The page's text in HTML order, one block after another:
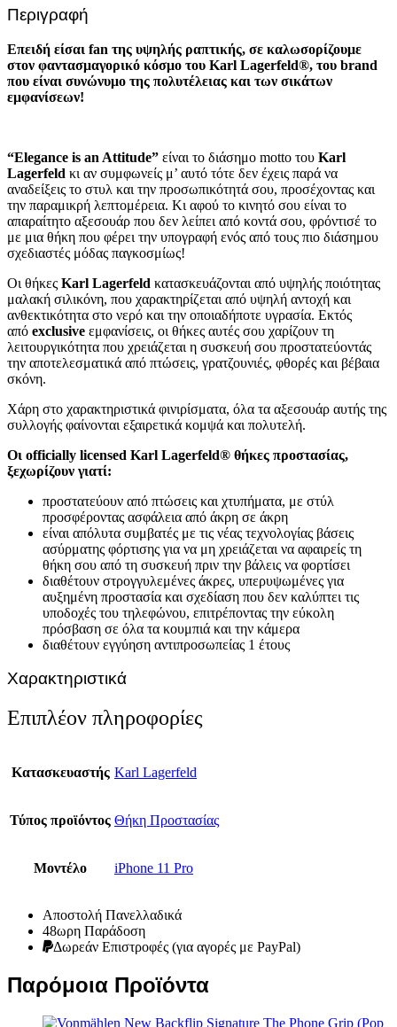
Περιγραφή
Επειδή είσαι fan της υψηλής ραπτικής, σε καλωσορίζουμε
στον φαντασμαγορικό κόσμο του Karl Lagerfeld®, του brand
που είναι συνώνυμο της πολυτέλειας και των σικάτων
εμφανίσεων!
“Elegance is an Attitude” είναι το διάσημο motto του Karl
Lagerfeld κι αν συμφωνείς μ’ αυτό τότε δεν έχεις παρά να
αναδείξεις το στυλ και την προσωπικότητά σου, προσέχοντας και
την παραμικρή λεπτομέρεια. Κι αφού το κινητό σου είναι το
απαραίτητο αξεσουάρ που δεν λείπει από κοντά σου, φρόντισέ το
με μια θήκη που φέρει την υπογραφή ενός από τους πιο διάσημου
σχεδιαστές μόδας παγκοσμίως!
Οι θήκες Karl Lagerfeld κατασκευάζονται από υψηλής ποιότητας
μαλακή σιλικόνη, που χαρακτηρίζεται από υψηλή αντοχή και
ανθεκτικότητα στο νερό και την οποιαδήποτε υγρασία. Εκτός
από exclusive εμφανίσεις, οι θήκες αυτές σου χαρίζουν τη
λειτουργικότητα που χρειάζεται η συσκευή σου προστατεύοντάς
την αποτελεσματικά από πτώσεις, γρατζουνιές, φθορές και βέβαια
σκόνη.
Χάρη στο χαρακτηριστικά φινιρίσματα, όλα τα αξεσουάρ αυτής της
συλλογής φαίνονται εξαιρετικά κομψά και πολυτελή.
Οι officially licensed Karl Lagerfeld® θήκες προστασίας,
ξεχωρίζουν γιατί:
προστατεύουν από πτώσεις και χτυπήματα, με στύλ
προσφέροντας ασφάλεια από άκρη σε άκρη
είναι απόλυτα συμβατές με τις νέας τεχνολογίας βάσεις
ασύρματης φόρτισης για να μη χρειάζεται να αφαιρείς τη
θήκη σου από τη συσκευή πριν την βάλεις να φορτίσει
διαθέτουν στρογγυλεμένες άκρες, υπερυψωμένες για
αυξημένη προστασία και σχεδίαση που δεν καλύπτει τις
υποδοχές του τηλεφώνου, επιτρέποντας την εύκολη
πρόσβαση σε όλα τα κουμπιά και την κάμερα
διαθέτουν εγγύηση αντιπροσωπείας 1 έτους
Χαρακτηριστικά
Επιπλέον πληροφορίες
Κατασκευαστής Karl Lagerfeld
Τύπος προϊόντος Θήκη Προστασίας
Μοντέλο iPhone 11 Pro
Αποστολή Πανελλαδικά
48ωρη Παράδοση
Δωρεάν Eπιστροφές (για αγορές με PayPal)
Παρόμοια Προϊόντα